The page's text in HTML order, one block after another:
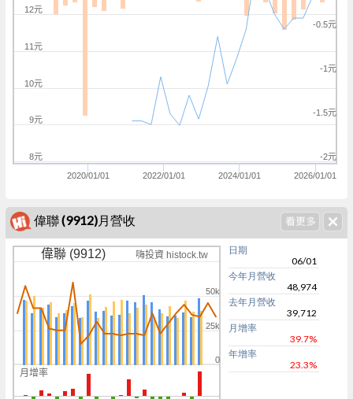
2020/01/01 2022/01/01 2024/01/01 2026/01/01
-2元
-1.5元
-1元
-0.5元
8元
9元
10元
11元
12元
偉聯 (9912)月營收
月增率
偉聯 (9912) 嗨投資 histock.tw
0
25k
50k
日期
06/01
今年月營收
48,974
去年月營收
39,712
月增率
39.7%
年增率
23.3%